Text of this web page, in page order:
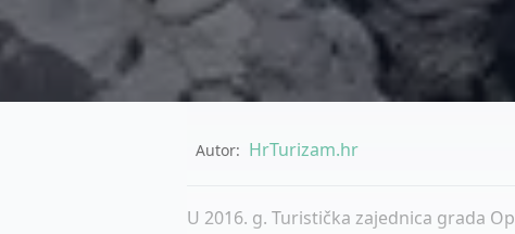
Autor: HrTurizam.hr
U 2016. g. Turistička zajednica grada